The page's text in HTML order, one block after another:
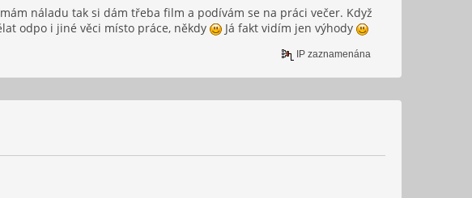
náladu tak si dám třeba film a podívám se na práci večer. Když
odpo i jiné věci místo práce, někdy
Já fakt vidím jen výhody
IP zaznamenána